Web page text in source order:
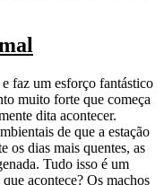
faz um esforço fantástico
muito forte que começa
dita acontecer.
de que a estação
os dias mais quentes, as
Tudo isso é um
acontece? Os machos